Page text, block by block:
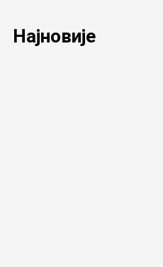
Најновије